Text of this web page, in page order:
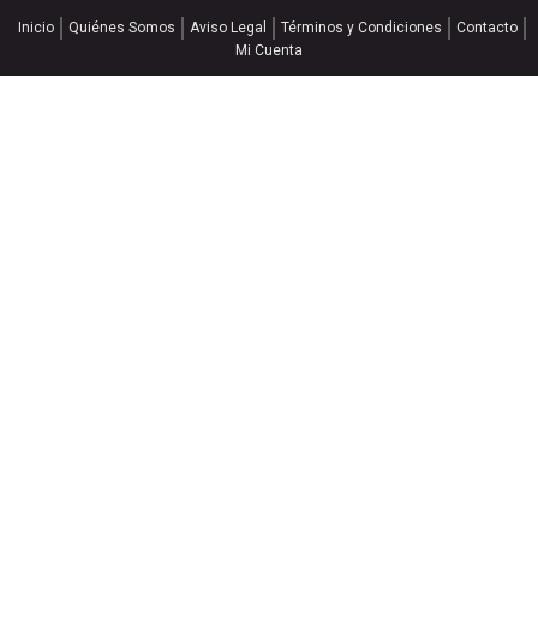
Inicio Quiénes Somos Aviso Legal Términos y Condiciones
Contacto
Mi Cuenta